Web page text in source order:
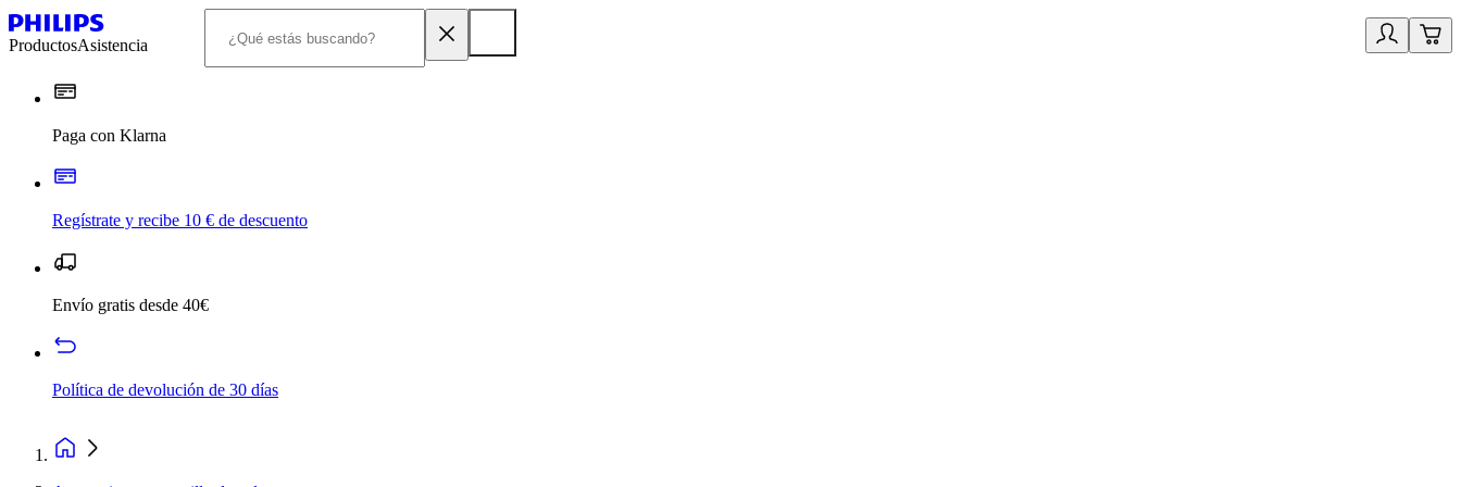
ProductosAsistencia
Paga con Klarna
Regístrate y recibe 10 € de descuento
Envío gratis desde 40€
Política de devolución de 30 días